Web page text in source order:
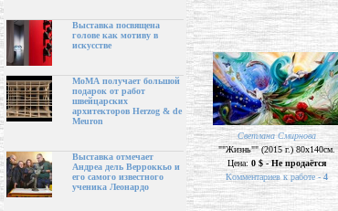
Выставка посвящена
голове как мотиву в
искусстве
МоМА получает большой
подарок от работ
швейцарских
архитекторов Herzog & de
Meuron
Выставка отмечает
Андреа дель Верроккьо и
его самого известного
ученика Леонардо
Светлана Смирнова
""Жизнь"" (2015 г.) 80х140см.
Цена: 0 $ - Не продаётся
Комментариев к работе -4